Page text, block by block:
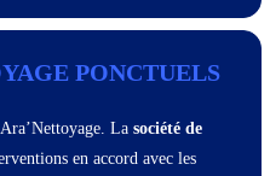
PONCTUELS
La société de
en accord avec les